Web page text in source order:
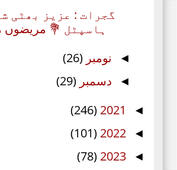
گجرات : عزیز بھٹی
ہاسپٹل 💐 مریضوں
◄ نومبر (26)
◄ دسمبر (29)
◄
2021
(246)
◄
2022
(101)
◄
2023
(78)